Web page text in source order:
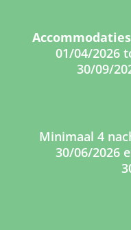
Accommodaties
01/04/2026
30/09/
Minimaal 4
30/06/2026